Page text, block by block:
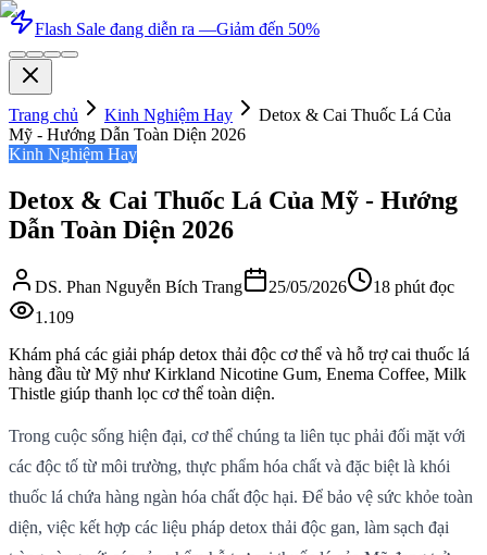
Flash Sale đang diễn ra —Giảm đến 50%
Trang chủ Kinh Nghiệm Hay
Detox & Cai Thuốc Lá Của
Mỹ - Hướng Dẫn Toàn Diện 2026
Kinh Nghiệm Hay
Detox & Cai Thuốc Lá Của Mỹ - Hướng
Dẫn Toàn Diện 2026
DS. Phan Nguyễn Bích Trang 25/05/2026 18 phút đọc
1.109
Khám phá các giải pháp detox thải độc cơ thể và hỗ trợ cai thuốc lá
hàng đầu từ Mỹ như Kirkland Nicotine Gum, Enema Coffee, Milk
Thistle giúp thanh lọc cơ thể toàn diện.
Trong cuộc sống hiện đại, cơ thể chúng ta liên tục phải đối mặt với
các độc tố từ môi trường, thực phẩm hóa chất và đặc biệt là khói
thuốc lá chứa hàng ngàn hóa chất độc hại. Để bảo vệ sức khỏe toàn
diện, việc kết hợp các liệu pháp detox thải độc gan, làm sạch đại